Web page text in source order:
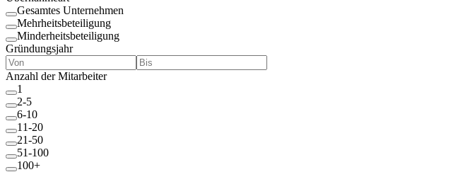
Gesamtes Unternehmen
Mehrheitsbeteiligung
Minderheitsbeteiligung
Gründungsjahr
Anzahl der Mitarbeiter
1
2-5
6-10
11-20
21-50
51-100
100+